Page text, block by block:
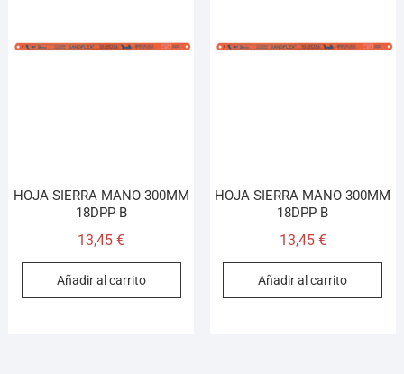
HOJA SIERRA MANO 300MM
18DPP B
13,45€
Añadir al carrito
HOJA SIERRA MANO 300MM
18DPP B
13,45 €
Añadir al carrito